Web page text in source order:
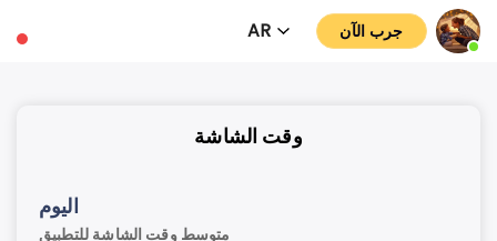
AR جرب الآن
وقت الشاشة
اليوم
متوسط وقت الشاشة للتطبيق